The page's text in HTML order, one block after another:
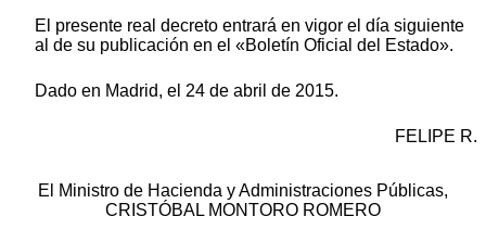
El presente real decreto entrará en vigor el día siguiente
al de su publicación en el «Boletín Oficial del Estado».
Dado en Madrid, el 24 de abril de 2015.
FELIPE R.
El Ministro de Hacienda y Administraciones Públicas,
CRISTÓBAL MONTORO ROMERO